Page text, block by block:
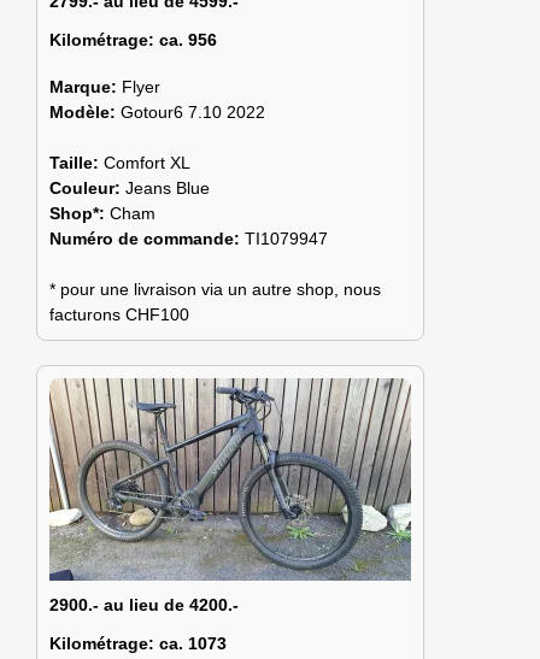
Kilométrage: ca. 956
Marque: Flyer
Modèle: Gotour6 7.10 2022
Taille: Comfort XL
Couleur: Jeans Blue
Shop*: Cham
Numéro de commande: TI1079947
* pour une livraison via un autre shop, nous
facturons CHF100
2900.- au lieu de 4200.-
Kilométrage: ca. 1073